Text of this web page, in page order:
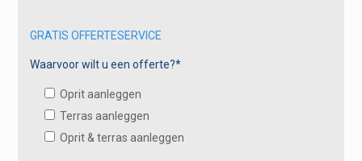
GRATIS OFFERTESERVICE
Waarvoor wilt u een offerte?*
Oprit aanleggen
Terras aanleggen
Oprit & terras aanleggen